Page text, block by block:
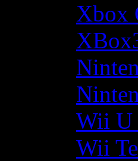
Xbox
Wii U
Wii